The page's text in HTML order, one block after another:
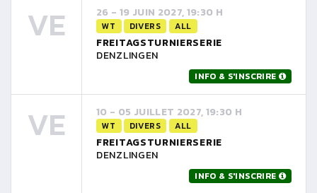
VE 26 - 19 JUIN 2027, 19:30 H
WT DIVERS ALL
FREITAGSTURNIERSERIE
DENZLINGEN
INFO & S'INSCRIRE
VE 10 - 05 JUILLET 2027, 19:30 H
WT DIVERS ALL
FREITAGSTURNIERSERIE
DENZLINGEN
INFO & S'INSCRIRE